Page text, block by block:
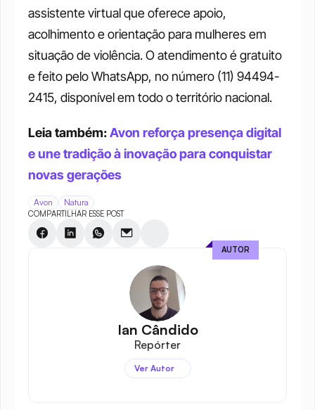
assistente virtual que oferece apoio,
acolhimento e orientação para mulheres em
situação de violência. O atendimento é gratuito
e feito pelo WhatsApp, no número (11) 94494-
2415, disponível em todo o território nacional.
Leia também: Avon reforça presença digital
e une tradição à inovação para conquistar
novas gerações
Avon Natura
COMPARTILHAR ESSE POST
Ian Cândido
Repórter
Ver Autor
AUTOR